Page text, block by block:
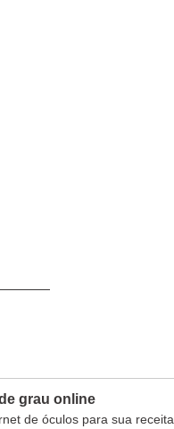
grau online
de óculos para sua